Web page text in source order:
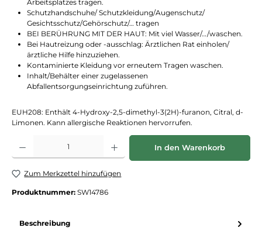
Arbeitsplatzes tragen.
Schutzhandschuhe/ Schutzkleidung/Augenschutz/
Gesichtsschutz/Gehörschutz/… tragen
BEI BERÜHRUNG MIT DER HAUT: Mit viel Wasser/…/waschen.
Bei Hautreizung oder -ausschlag: Ärztlichen Rat einholen/
ärztliche Hilfe hinzuziehen.
Kontaminierte Kleidung vor erneutem Tragen waschen.
Inhalt/Behälter einer zugelassenen
Abfallentsorgungseinrichtung zuführen.
EUH208: Enthält 4-Hydroxy-2,5-dimethyl-3(2H)-furanon, Citral, d-
Limonen. Kann allergische Reaktionen hervorrufen.
Produkt Anzahl: Gib den gewünschten Wert ein oder benutze die
In den Warenkorb
Zum Merkzettel hinzufügen
Produktnummer: SW14786
Beschreibung